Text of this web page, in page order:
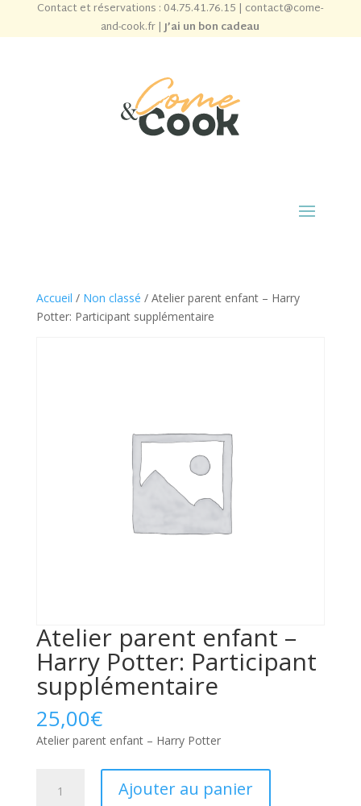
Contact et réservations : 04.75.41.76.15 | contact@come-
and-cook.fr|J’ai un bon cadeau
Accueil / Non classé / Atelier parent enfant – Harry
Potter: Participant supplémentaire
Atelier parent enfant –
Harry Potter: Participant
supplémentaire
25,00€
Atelier parent enfant – Harry Potter
Ajouter au panier